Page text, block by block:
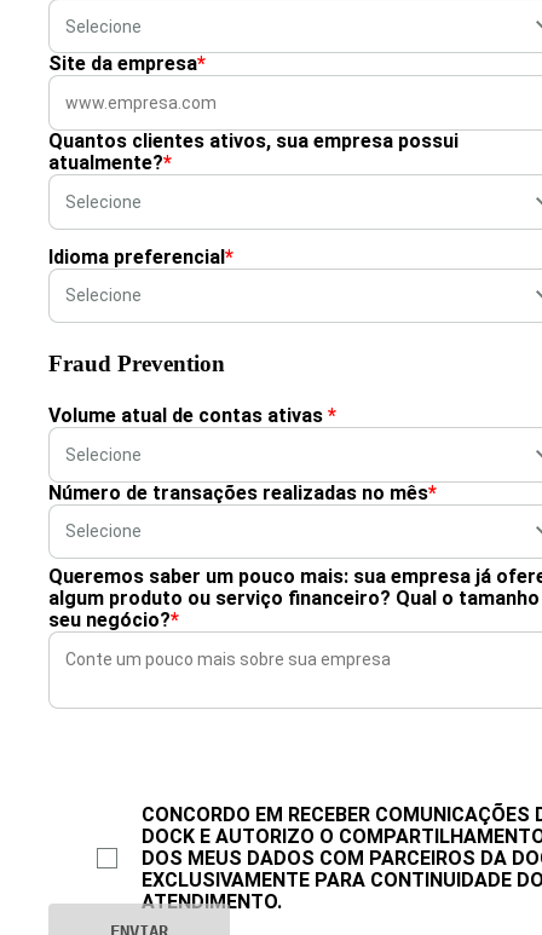
Site da empresa*
Quantos clientes ativos, sua empresa possui
atualmente?*
Idioma preferencial*
Fraud Prevention
Volume atual de contas ativas *
Número de transações realizadas no mês*
Queremos saber um pouco mais: sua empresa já
algum produto ou serviço financeiro? Qual o
seu negócio?*
CONCORDO EM RECEBER COMUNICAÇÕES
DOCK E AUTORIZO O
DOS MEUS DADOS COM PARCEIROS DA
EXCLUSIVAMENTE PARA CONTINUIDADE
ATENDIMENTO.